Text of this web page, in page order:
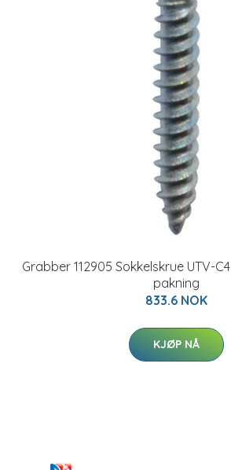
Grabber 112905 Sokkelskrue UTV-
pakning
833.6 NOK
KJØP NÅ